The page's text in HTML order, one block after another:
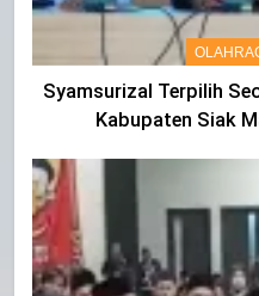
Syamsurizal Terpilih
Kabupaten Siak